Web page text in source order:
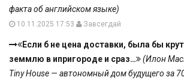
факта об английском языке)
10.11.2025 17:53 Завсегдай
Если б не цена доставки, была бы
земмлю в ипригороде и сраз…
(Илон
Tiny House — автономный дом будущего за